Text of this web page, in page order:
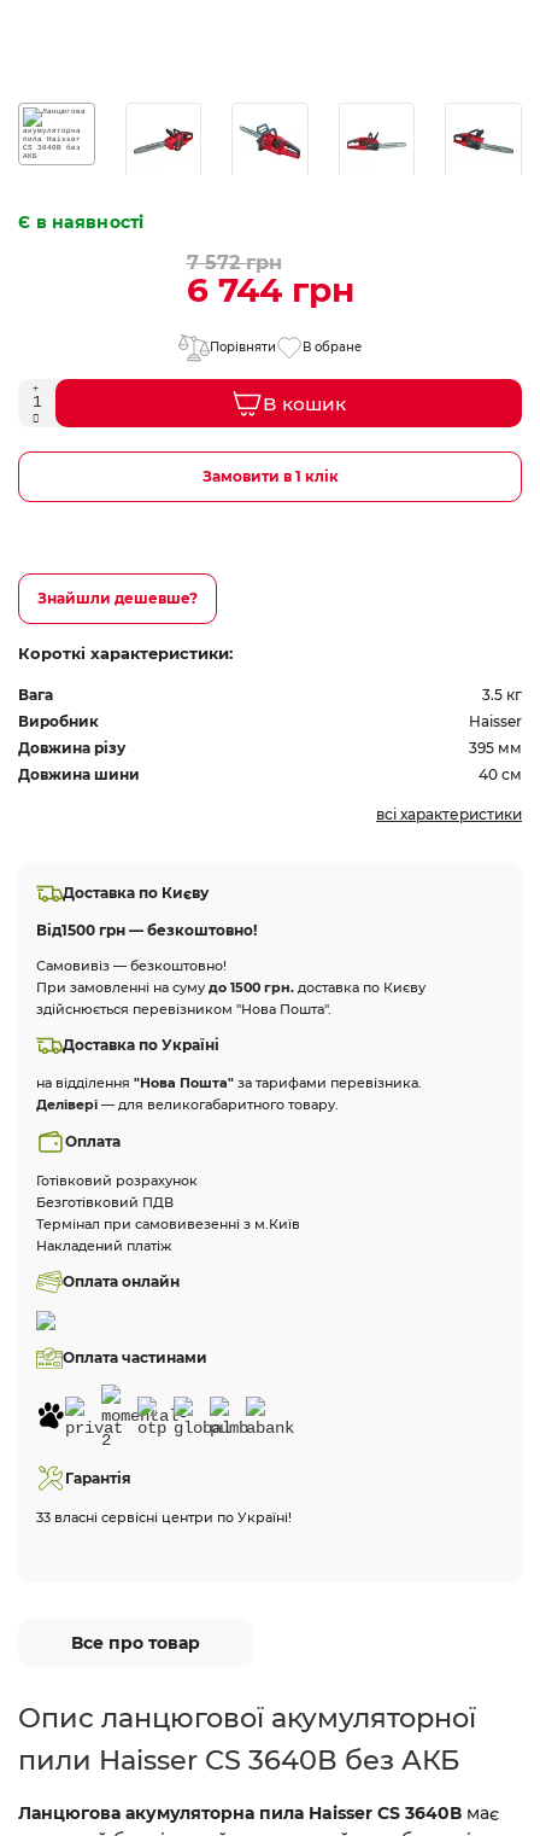
Є в наявності
7 572 грн
6 744 грн
Порівняти В обране
В кошик
Замовити в 1 клік
Знайшли дешевше?
Короткі характеристики:
Вага
3.5 кг
Виробник
Haisser
Довжина різу
395 мм
Довжина шини
40 см
всі характеристики
Доставка по Києву
Від1500 грн — безкоштовно!
Самовивіз — безкоштовно!
При замовленні на суму до 1500 грн. доставка по Києву
здійснюється перевізником "Нова Пошта".
Доставка по Україні
на відділення "Нова Пошта" за тарифами перевізника.
Делівері — для великогабаритного товару.
Оплата
Готівковий розрахунок
Безготівковий ПДВ
Термінал при самовивезенні з м.Київ
Накладений платіж
Оплата онлайн
Оплата частинами
Гарантія
33 власні сервісні центри по Україні!
Все про товар
Опис ланцюгової акумуляторної
пили Haisser CS 3640В без АКБ
Ланцюгова акумуляторна пила Haisser CS 3640В має